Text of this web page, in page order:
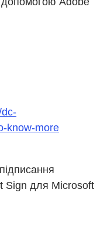
know-more
Sign для Microsoft